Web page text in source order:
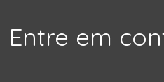
Entre em